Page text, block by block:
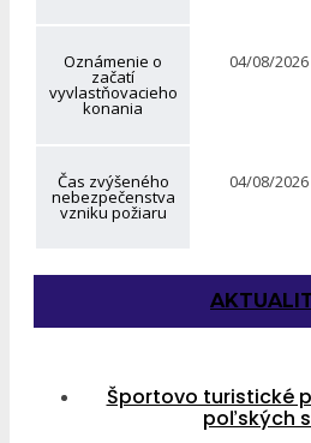
Oznámenie o
začatí
vyvlastňovacieho
konania
04/08/2026
Čas zvýšeného
nebezpečenstva
vzniku požiaru
04/08/2026
Športovo turistické
poľských